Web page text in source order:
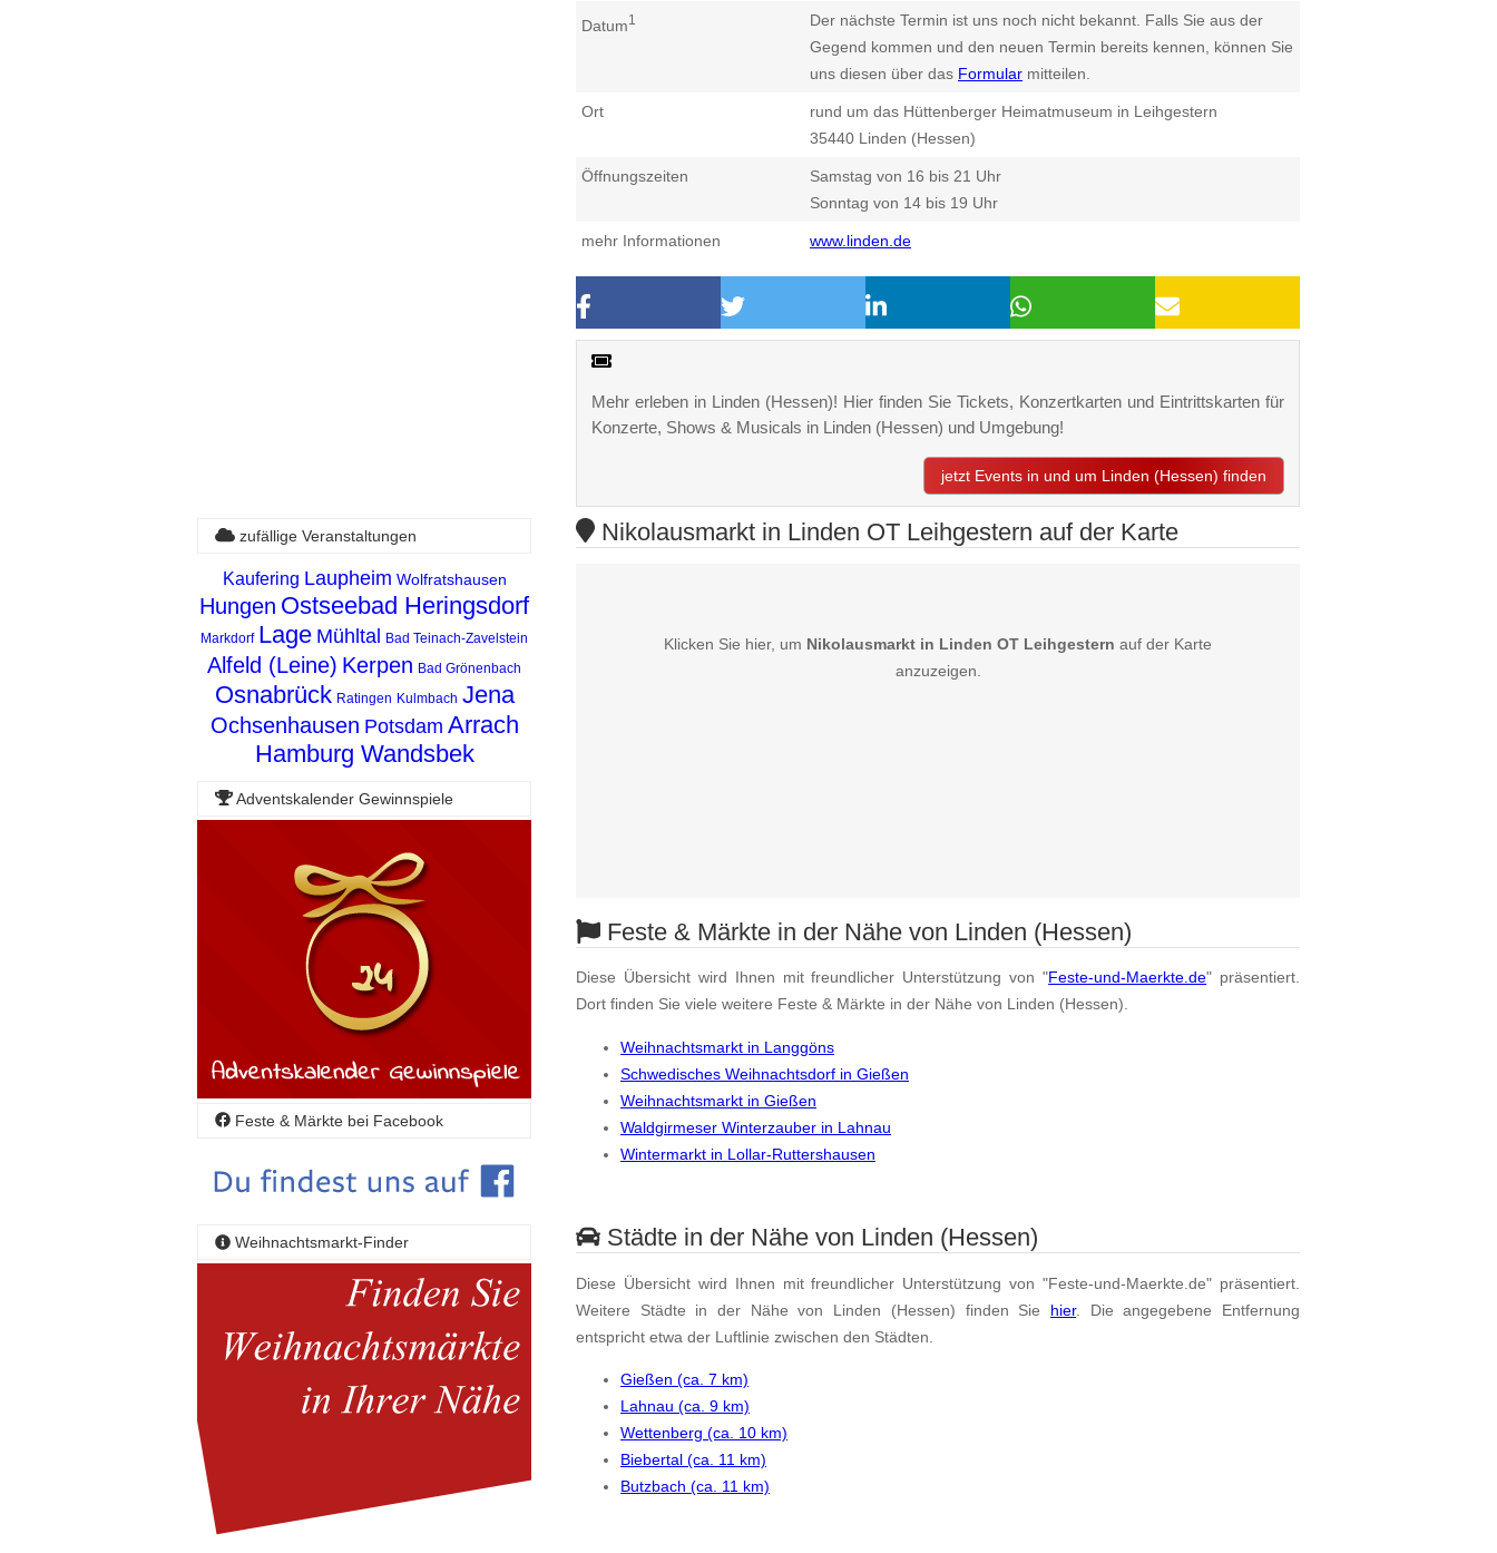
Datum1
Der nächste Termin ist uns noch nicht bekannt. Falls Sie aus der
Gegend kommen und den neuen Termin bereits kennen, können Sie
uns diesen über das Formular mitteilen.
Ort
rund um das Hüttenberger Heimatmuseum in Leihgestern
35440 Linden (Hessen)
Öffnungszeiten
Samstag von 16 bis 21 Uhr
Sonntag von 14 bis 19 Uhr
mehr Informationen www.linden.de
Mehr erleben in Linden (Hessen)! Hier finden Sie Tickets, Konzertkarten und Eintrittskarten für
Konzerte, Shows & Musicals in Linden (Hessen) und Umgebung!
jetzt Events in und um Linden (Hessen) finden
Nikolausmarkt in Linden OT Leihgestern auf der Karte
Klicken Sie hier, um Nikolausmarkt in Linden OT Leihgestern auf der Karte
anzuzeigen.
Feste & Märkte in der Nähe von Linden (Hessen)
Diese Übersicht wird Ihnen mit freundlicher Unterstützung von "Feste-und-Maerkte.de" präsentiert.
Dort finden Sie viele weitere Feste & Märkte in der Nähe von Linden (Hessen).
Weihnachtsmarkt in Langgöns
Schwedisches Weihnachtsdorf in Gießen
Weihnachtsmarkt in Gießen
Waldgirmeser Winterzauber in Lahnau
Wintermarkt in Lollar-Ruttershausen
Städte in der Nähe von Linden (Hessen)
Diese Übersicht wird Ihnen mit freundlicher Unterstützung von "Feste-und-Maerkte.de" präsentiert.
Weitere Städte in der Nähe von Linden (Hessen) finden Sie hier. Die angegebene Entfernung
entspricht etwa der Luftlinie zwischen den Städten.
Gießen (ca. 7 km)
Lahnau (ca. 9 km)
Wettenberg (ca. 10 km)
Biebertal (ca. 11 km)
Butzbach (ca. 11 km)
zufällige Veranstaltungen
Kaufering Laupheim Wolfratshausen
Hungen Ostseebad Heringsdorf
Markdorf Lage Mühltal Bad Teinach-Zavelstein
Alfeld (Leine) Kerpen Bad Grönenbach
Osnabrück Ratingen Kulmbach Jena
Ochsenhausen Potsdam Arrach
Hamburg Wandsbek
Adventskalender Gewinnspiele
Feste & Märkte bei Facebook
Weihnachtsmarkt-Finder